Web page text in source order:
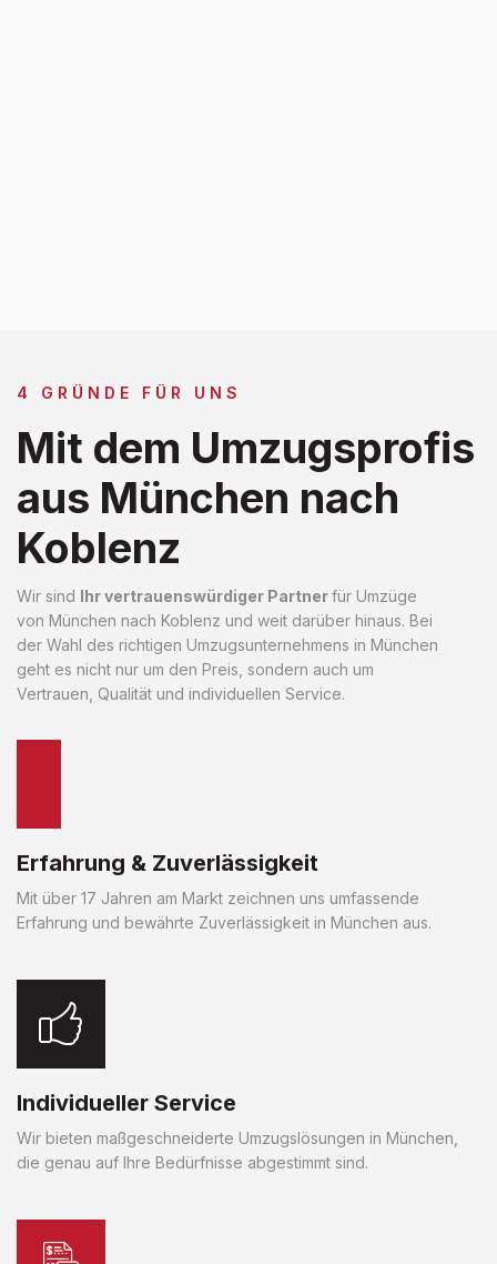
4 GRÜNDE FÜR UNS
Mit dem Umzugsprofis
aus München nach
Koblenz
Wir sind Ihr vertrauenswürdiger Partnerfür Umzüge
von München nach Koblenz und weit darüber hinaus. Bei
der Wahl des richtigen Umzugsunternehmens in München
geht es nicht nur um den Preis, sondern auch um
Vertrauen, Qualität und individuellen Service.
Erfahrung & Zuverlässigkeit
Mit über 17 Jahren am Markt zeichnen uns umfassende
Erfahrung und bewährte Zuverlässigkeit in München aus.
Individueller Service
Wir bieten maßgeschneiderte Umzugslösungen in München,
die genau auf Ihre Bedürfnisse abgestimmt sind.